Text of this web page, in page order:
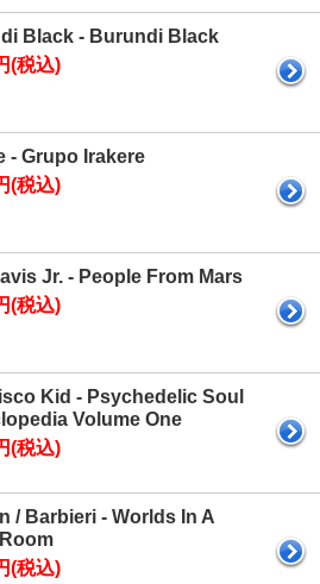
Black - Burundi Black
(税込)
- Grupo Irakere
(税込)
Jr. - People From Mars
(税込)
Kid - Psychedelic Soul
Volume One
(税込)
/ Barbieri - Worlds In A
(税込)